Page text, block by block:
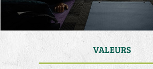
VALEURS